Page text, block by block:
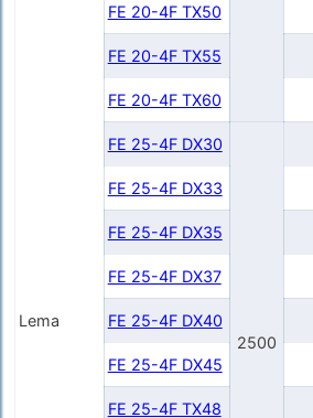
Lema
FE 20-4F TX50
FE 20-4F TX55
FE 20-4F TX60
FE 25-4F DX30
2500
FE 25-4F DX33
FE 25-4F DX35
FE 25-4F DX37
FE 25-4F DX40
FE 25-4F DX45
FE 25-4F TX48